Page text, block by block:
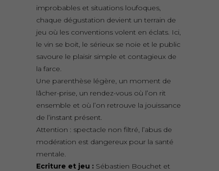
improbables et situations loufoques,
chaque dégustation devient un terrain de
jeu où les conventions volent en éclats. Ici,
le vin se boit, le sérieux se noie et le public
savoure le plaisir simple et contagieux de
la farce.
Une parenthèse légère, un moment de
lâcher-prise, un rendez-vous où l’on rit
ensemble et où l’on retrouve la jouissance
de l’instant présent.
Attention : spectacle non filtré, l’abus de
modération est dangereux pour la santé
mentale.
Ecriture et jeu : Sébastien Bouchet et